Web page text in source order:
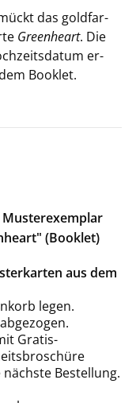
das gold­far­
Green­he­art. Die
er­
Book­let.
Musterexemplar
(Booklet)
aus dem
legen.
Gratis-
Bestellung.